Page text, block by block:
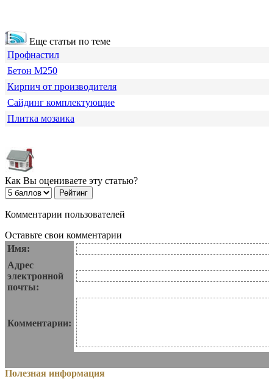
Еще статьи по теме
Профнастил
Бетон М250
Кирпич от производителя
Сайдинг комплектующие
Плитка мозаика
Как Вы оцениваете эту статью?
Комментарии пользователей
Оставьте свои комментарии
Имя:
Адрес
электронной
почты:
Комментарии:
Полезная информация